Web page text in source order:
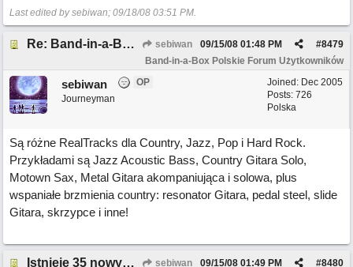
Last edited by sebiwan; 09/18/08 03:51 PM.
Re: Band-in-a-Box 2008.5 – więcej niż 30 nowych funkcji!!! sebiwan #8479
09/15/08 01:48 PM
Band-in-a-Box Polskie Forum Użytkowników
Joined: Dec 2005
Posts: 726
Polska
sebiwan
OP
Journeyman
Są różne RealTracks dla Country, Jazz, Pop i Hard Rock.
Przykładami są Jazz Acoustic Bass, Country Gitara Solo,
Motown Sax, Metal Gitara akompaniująca i solowa, plus
wspaniałe brzmienia country: resonator Gitara, pedal steel, slide
Gitara, skrzypce i inne!
Istnieje 35 nowych funkcji w BB 2008.5 sebiwan #8480
09/15/08 01:49 PM